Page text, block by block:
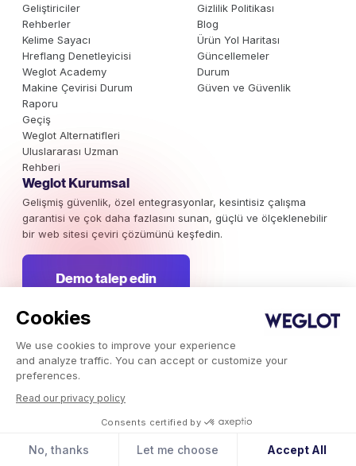
Cookies
We use cookies to improve your experience
and analyze traffic. You can accept or customize your
preferences.
Read our privacy policy
Consents certified by
No, thanks Let me choose Accept All
Geliştiriciler
Rehberler
Kelime Sayacı
Hreflang Denetleyicisi
Weglot Academy
Makine Çevirisi Durum
Raporu
Geçiş
Weglot Alternatifleri
Uluslararası Uzman
Rehberi
Gizlilik Politikası
Blog
Ürün Yol Haritası
Güncellemeler
Durum
Güven ve Güvenlik
Weglot Kurumsal
Gelişmiş güvenlik, özel entegrasyonlar, kesintisiz çalışma
garantisi ve çok daha fazlasını sunan, güçlü ve ölçeklenebilir
bir web sitesi çeviri çözümünü keşfedin.
Demo talep edin
Uluslararası pazarlama kampanyaları, trendler ve ilginizi
çekecek bilgilerden haberdar olun.
Şimdi abone olun